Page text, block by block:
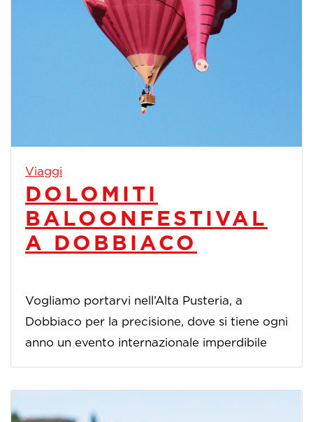
Viaggi
DOLOMITI
BALOONFESTIVAL
A DOBBIACO
Vogliamo portarvi nell’Alta Pusteria, a
Dobbiaco per la precisione, dove si tiene ogni
anno un evento internazionale imperdibile